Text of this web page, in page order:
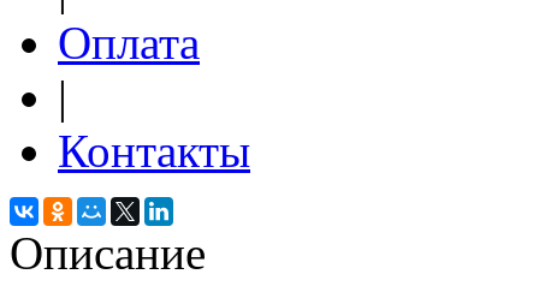
Оплата
|
Контакты
Описание